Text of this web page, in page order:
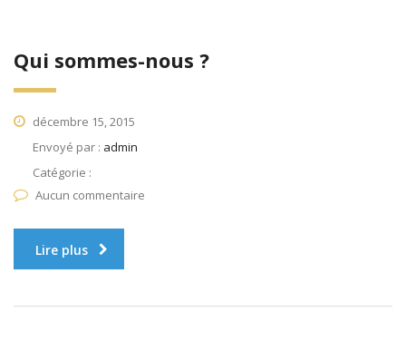
Qui sommes-nous ?
décembre 15, 2015
Envoyé par : admin
Catégorie :
Aucun commentaire
Lire plus